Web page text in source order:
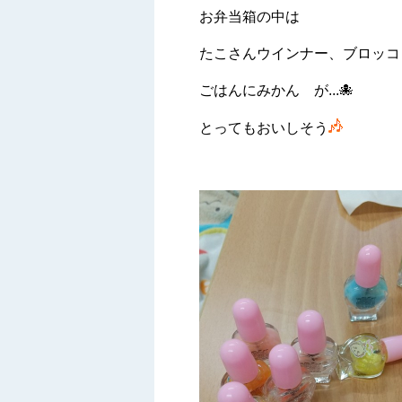
お弁当箱の中は
たこさんウインナー、ブロッ
ごはんにみかん が...🐙
とってもおいしそう